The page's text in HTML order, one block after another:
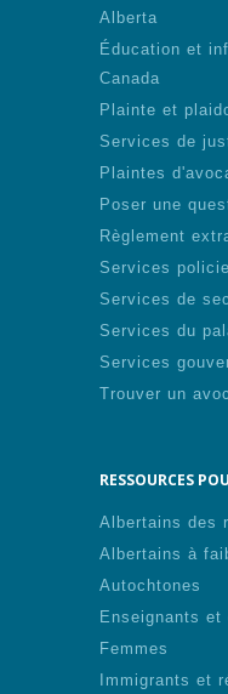
Alberta
Éducation et
Canada
Plainte et
Services de
Plaintes
Poser une
Règlement
Services
Services de
Services du
Services
Trouver un
RESSOURCES
Albertains des
Albertains à
Autochtones
Enseignants et
Femmes
Immigrants et